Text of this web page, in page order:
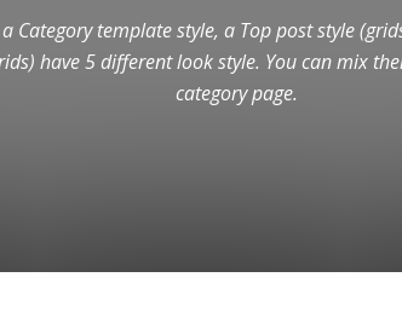
Category template style, a Top post style
have 5 different look style. You can mix
category page.